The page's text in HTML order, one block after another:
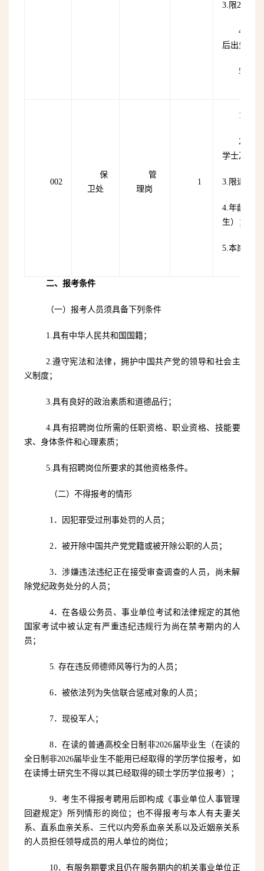
3.限2026
4.年龄
后出生）；
5.本岗
002
保
卫处
管
理岗
1
1.专
2.学
学士及以
3.限退役大
4.年龄要求
生）；
5.本岗位
二、报考条件
（一）报考人员须具备下列条件
1.具有中华人民共和国国籍；
2.遵守宪法和法律，拥护中国共产党的领导和社会主
义制度；
3.具有良好的政治素质和道德品行；
4.具有招聘岗位所需的任职资格、职业资格、技能要
求、身体条件和心理素质；
5.具有招聘岗位所要求的其他资格条件。
（二）不得报考的情形
1．因犯罪受过刑事处罚的人员；
2．被开除中国共产党党籍或被开除公职的人员；
3．涉嫌违法违纪正在接受审查调查的人员，尚未解
除党纪政务处分的人员；
4．在各级公务员、事业单位考试和法律规定的其他
国家考试中被认定有严重违纪违规行为尚在禁考期内的人
员；
5. 存在违反师德师风等行为的人员；
6．被依法列为失信联合惩戒对象的人员；
7．现役军人；
8．在读的普通高校全日制非2026届毕业生（在读的
全日制非2026届毕业生不能用已经取得的学历学位报考，如
在读博士研究生不得以其已经取得的硕士学历学位报考）；
9．考生不得报考聘用后即构成《事业单位人事管理
回避规定》所列情形的岗位；也不得报考与本人有夫妻关
系、直系血亲关系、三代以内旁系血亲关系以及近姻亲关系
的人员担任领导成员的用人单位的岗位；
10．有服务期要求且仍在服务期内的机关事业单位正